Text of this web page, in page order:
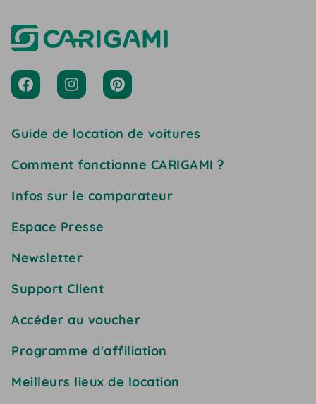
Guide de location de voitures
Comment fonctionne CARIGAMI ?
Infos sur le comparateur
Espace Presse
Newsletter
Support Client
Accéder au voucher
Programme d'affiliation
Meilleurs lieux de location